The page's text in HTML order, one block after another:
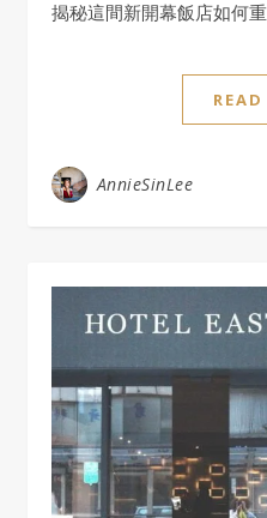
揭秘這間新開幕飯店如何重
AnnieSinLee